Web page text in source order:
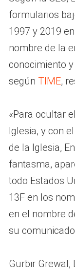
formularios
1997 y 2019
nombre de la
conocimiento
según TIME,
«Para ocultar
Iglesia, y con
de la Iglesia,
fantasma,
todo Estados
13F en los
en el nombre
su
Gurbir Grewal,